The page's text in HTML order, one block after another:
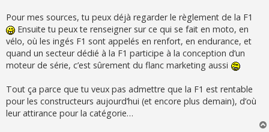
Pour mes sources, tu peux déjà regarder le règlement de la F1
Ensuite tu peux te renseigner sur ce qui se fait en moto, en
vélo, où les ingés F1 sont appelés en renfort, en endurance, et
quand un secteur dédié à la F1 participe à la conception d’un
moteur de série, c’est sûrement du flanc marketing aussi
Tout ça parce que tu veux pas admettre que la F1 est rentable
pour les constructeurs aujourd’hui (et encore plus demain), d’où
leur attirance pour la catégorie…